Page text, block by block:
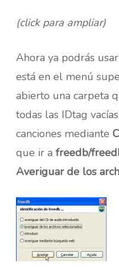
(click para ampliar)
Ahora ya podrás
está en el menú
abierto una carpeta
todas las IDtag
canciones mediante
que ir a freedb/
Averiguar de los